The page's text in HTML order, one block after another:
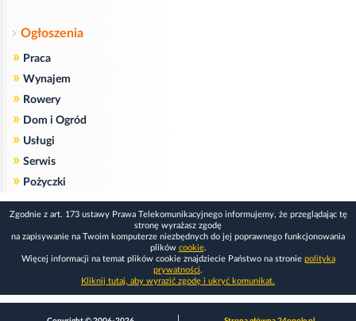
Ogłoszenia
» Praca
» Wynajem
» Rowery
» Dom i Ogród
» Usługi
» Serwis
» Pożyczki
Zgodnie z art. 173 ustawy Prawa Telekomunikacyjnego informujemy, że przeglądając tę
stronę wyrażasz zgodę
na zapisywanie na Twoim komputerze niezbędnych do jej poprawnego funkcjonowania
plików cookie.
Więcej informacji na temat plików cookie znajdziecie Państwo na stronie polityka
prywatności.
Kliknij tutaj, aby wyrazić zgodę i ukryć komunikat.